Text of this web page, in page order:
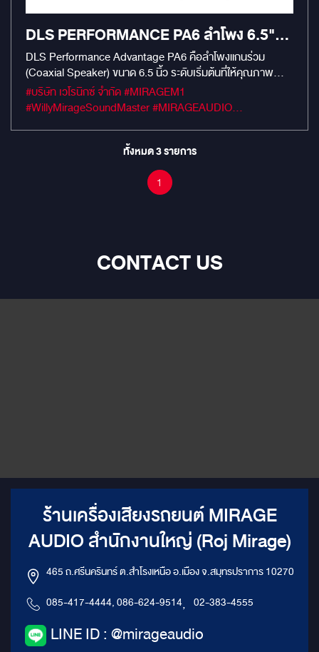
DLS PERFORMANCE PA6 ลำโพง 6.5"
แกนร่วม
DLS Performance Advantage PA6 คือลำโพงแกนร่วม
(Coaxial Speaker) ขนาด 6.5 นิ้ว ระดับเริ่มต้นที่ให้คุณภาพ
เสียงที่น่าประทับใจและความทนทานตามแบบฉบับ DLS
Performance Advantage Series ลำโพงคู่นี้เป็นตัวเลือกที่ยอด
เสียง DLS ที่เป็นเอกลักษณ์ในราคาที่คุ้มค่า
#บริษัท เวโรนิกซ์ จำกัด #MIRAGEM1
#WillyMirageSoundMaster #MIRAGEAUDIO
ทั้งหมด3รายการ
1
CONTACT US
ร้านเครื่องเสียงรถยนต์ MIRAGE
AUDIO สำนักงานใหญ่ (Roj Mirage)
465 ถ.ศรีนครินทร์ ต.สำโรงเหนือ อ.เมือง จ.สมุทรปราการ 10270
085-417-4444, 086-624-9514, 02-383-4555
LINE ID : @mirageaudio